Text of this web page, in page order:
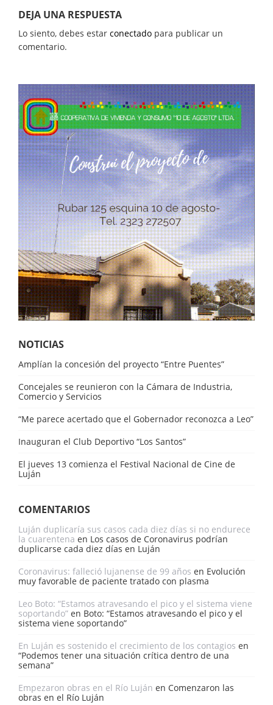
DEJA UNA RESPUESTA
Lo siento, debes estar conectado para publicar un
comentario.
NOTICIAS
Amplían la concesión del proyecto “Entre Puentes”
Concejales se reunieron con la Cámara de Industria,
Comercio y Servicios
“Me parece acertado que el Gobernador reconozca a Leo”
Inauguran el Club Deportivo “Los Santos”
El jueves 13 comienza el Festival Nacional de Cine de
Luján
COMENTARIOS
Luján duplicaría sus casos cada diez días si no endurece
la cuarentena en Los casos de Coronavirus podrían
duplicarse cada diez días en Luján
Coronavirus: falleció lujanense de 99 años en Evolución
muy favorable de paciente tratado con plasma
Leo Boto: “Estamos atravesando el pico y el sistema viene
soportando” en Boto: “Estamos atravesando el pico y el
sistema viene soportando”
En Luján es sostenido el crecimiento de los contagios en
“Podemos tener una situación crítica dentro de una
semana”
Empezaron obras en el Río Luján en Comenzaron las
obras en el Río Luján